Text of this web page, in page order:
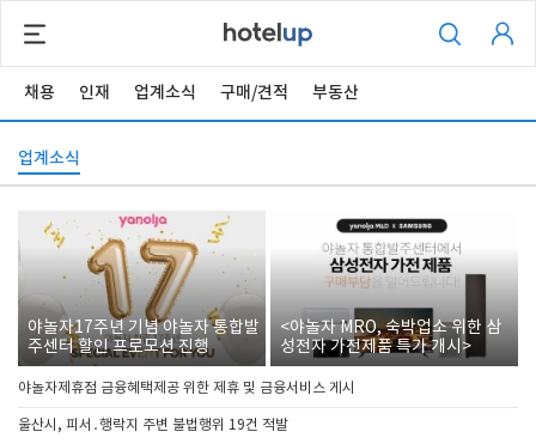
채용 인재 업계소식 구매/견적 부동산
업계소식
야놀자17주년 기념 야놀자 통합발
주센터 할인 프로모션 진행
<야놀자 MRO, 숙박업소 위한 삼
성전자 가전제품 특가 개시>
야놀자제휴점 금융혜택제공 위한 제휴 및 금융서비스 게시
울산시, 피서․행락지 주변 불법행위 19건 적발